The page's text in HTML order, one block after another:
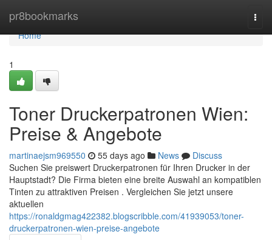
pr8bookmarks
Home
Home
1
Toner Druckerpatronen Wien:
Preise & Angebote
martinaejsm969550 55 days ago News
Discuss
Suchen Sie preiswert Druckerpatronen für Ihren Drucker in der
Hauptstadt? Die Firma bieten eine breite Auswahl an kompatiblen
Tinten zu attraktiven Preisen . Vergleichen Sie jetzt unsere
aktuellen
https://ronaldgmag422382.blogscribble.com/41939053/toner-
druckerpatronen-wien-preise-angebote